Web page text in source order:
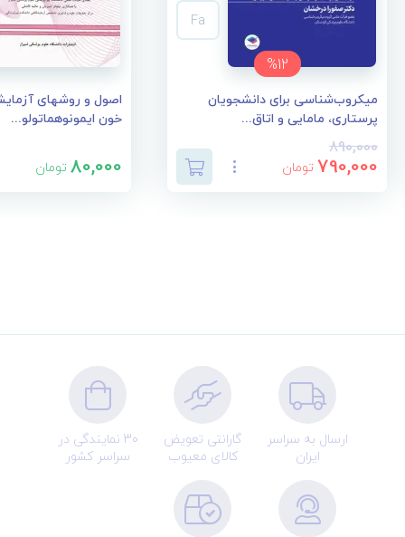
%12
Fa
میکروب‌شناسی برای دانشجویان
پرستاری، مامایی و اتاق...
890,000
790,000 تومان
اصول و روشهای
خون ایمونوهماتولو...
80,000تومان
ارسال به سراسر
ایران
گارانتی تعویض
کالای معیوب
30 نمایندگی در
سراسر کشور